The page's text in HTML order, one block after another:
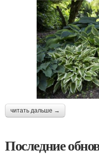
читать дальше →
Последние